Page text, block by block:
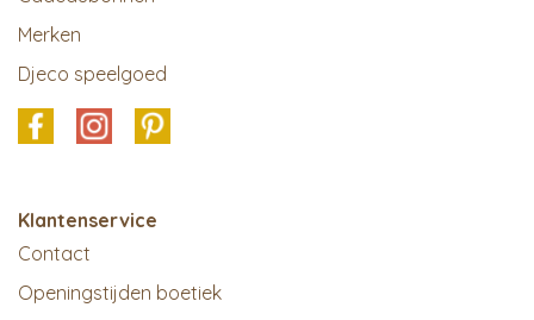
Merken
Djeco speelgoed
Klantenservice
Contact
Openingstijden boetiek